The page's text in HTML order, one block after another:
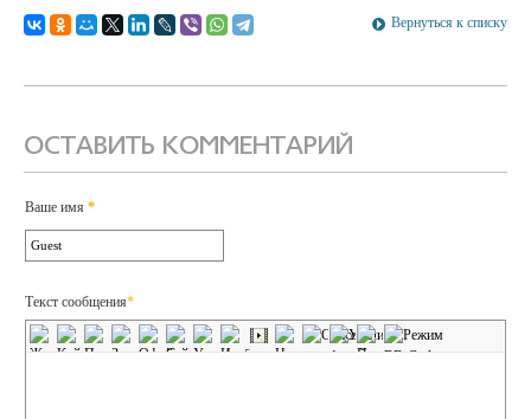
Вернуться к списку
ОСТАВИТЬ КОММЕНТАРИЙ
Ваше имя *
Текст сообщения*